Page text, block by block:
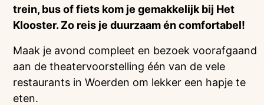
trein, bus of fiets kom je gemakkelijk bij Het
Klooster. Zo reis je duurzaam én comfortabel!
Maak je avond compleet en bezoek voorafgaand
aan de theatervoorstelling één van de vele
restaurants in Woerden om lekker een hapje te
eten.